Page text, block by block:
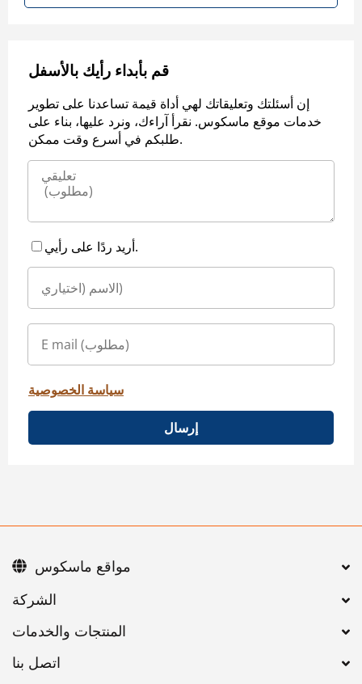
قم بأبداء رأيك بالأسفل
إن أسئلتك وتعليقاتك لهي أداة قيمة تساعدنا على تطوير
خدمات موقع ماسكوس. نقرأ آراءك، ونرد عليها، بناء على
طلبكم في أسرع وقت ممكن.
أريد ردًا على رأيي.
سياسة الخصوصية
إرسال
اتصل بنا
مواقع ماسكوس